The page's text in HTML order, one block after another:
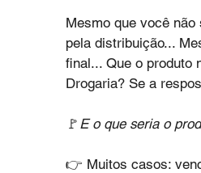
Mesmo que você
pela distribuição...
final... Que o produto
Drogaria? Se a
🚩 E o que seria o
👉 Muitos casos: